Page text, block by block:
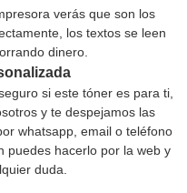
verás que son los
los textos se leen
dinero.
si este tóner es para ti,
y te despejamos las
whatsapp, email o teléfono
puedes hacerlo por la web y
duda.